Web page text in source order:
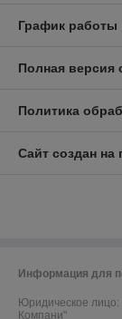
График работы
Полная версия
Политика
Сайт создан на
Информация для
Юридическое лицо:
Компани"